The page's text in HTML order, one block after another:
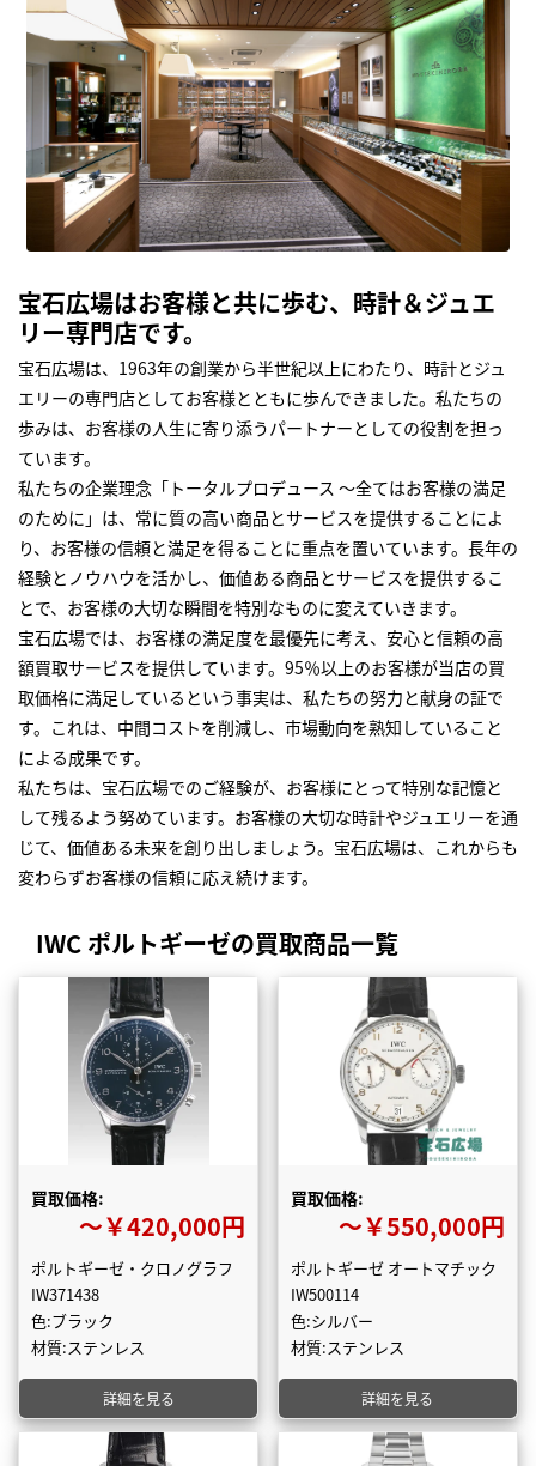
宝石広場はお客様と共に歩む、時計＆ジュエ
リー専門店です。
宝石広場は、1963年の創業から半世紀以上にわたり、時計とジュ
エリーの専門店としてお客様とともに歩んできました。私たちの
歩みは、お客様の人生に寄り添うパートナーとしての役割を担っ
ています。
私たちの企業理念「トータルプロデュース ～全てはお客様の満足
のために」は、常に質の高い商品とサービスを提供することによ
り、お客様の信頼と満足を得ることに重点を置いています。長年の
経験とノウハウを活かし、価値ある商品とサービスを提供するこ
とで、お客様の大切な瞬間を特別なものに変えていきます。
宝石広場では、お客様の満足度を最優先に考え、安心と信頼の高
額買取サービスを提供しています。95％以上のお客様が当店の買
取価格に満足しているという事実は、私たちの努力と献身の証で
す。これは、中間コストを削減し、市場動向を熟知していること
による成果です。
私たちは、宝石広場でのご経験が、お客様にとって特別な記憶と
して残るよう努めています。お客様の大切な時計やジュエリーを通
じて、価値ある未来を創り出しましょう。宝石広場は、これからも
変わらずお客様の信頼に応え続けます。
IWC ポルトギーゼの買取商品一覧
買取価格:
〜￥420,000円
ポルトギーゼ・クロノグラフ
IW371438
色:ブラック
材質:ステンレス
詳細を見る
買取価格:
〜￥550,000円
ポルトギーゼ オートマチック
IW500114
色:シルバー
材質:ステンレス
詳細を見る